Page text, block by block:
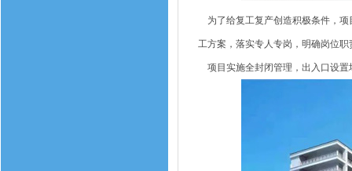
为了给复工复产创造积极条件，项
工方案，落实专人专岗，明确岗位
项目实施全封闭管理，出入口设置